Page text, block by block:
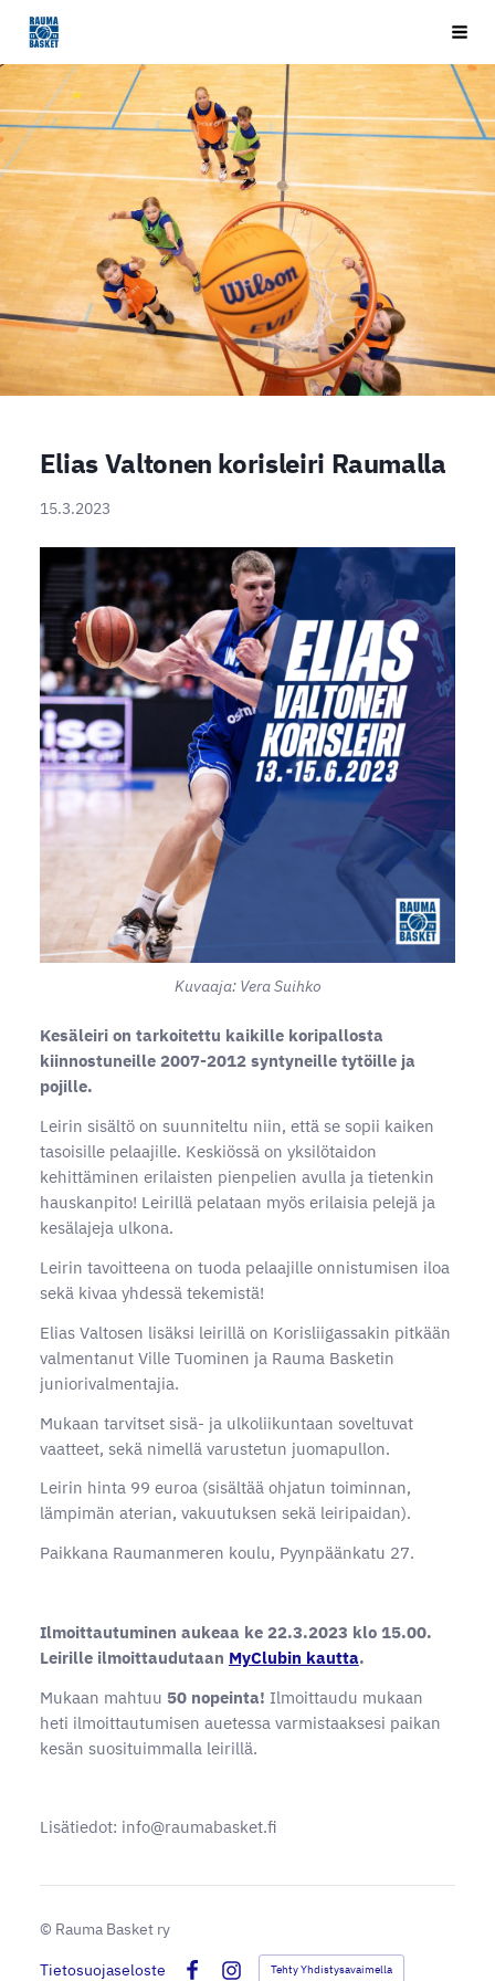
Siirry
sivun
sisältöön
Rauma Basket ry
Elias Valtonen korisleiri Raumalla
15.3.2023
Kuvaaja: Vera Suihko
Kesäleiri on tarkoitettu kaikille koripallosta
kiinnostuneille 2007-2012 syntyneille tytöille ja
pojille.
⁠Leirin sisältö on suunniteltu niin, että se sopii kaiken
tasoisille pelaajille. Keskiössä on yksilötaidon
kehittäminen erilaisten pienpelien avulla ja tietenkin
hauskanpito! Leirillä pelataan myös erilaisia pelejä ja
kesälajeja ulkona.⁠
Leirin tavoitteena on tuoda pelaajille onnistumisen iloa
sekä kivaa yhdessä tekemistä!⁠
Elias Valtosen lisäksi leirillä on Korisliigassakin pitkään
valmentanut Ville Tuominen ja Rauma Basketin
juniorivalmentajia.
Mukaan tarvitset sisä- ja ulkoliikuntaan soveltuvat
vaatteet, sekä nimellä varustetun juomapullon.
Leirin hinta 99 euroa (sisältää ohjatun toiminnan,
lämpimän aterian, vakuutuksen sekä leiripaidan).
Paikkana Raumanmeren koulu, Pyynpäänkatu 27.
Ilmoittautuminen aukeaa ke 22.3.2023 klo 15.00.
Leirille ilmoittaudutaan MyClubin kautta.
Mukaan mahtuu 50 nopeinta! Ilmoittaudu mukaan
heti ilmoittautumisen auetessa varmistaaksesi paikan
kesän suosituimmalla leirillä.
Lisätiedot: info@raumabasket.fi
© Rauma Basket ry
Tietosuojaseloste
Tehty Yhdistysavaimella